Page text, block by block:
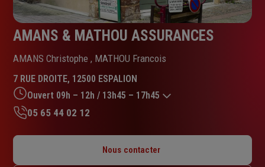
AMANS & MATHOU ASSURANCES
AMANS Christophe , MATHOU Francois
7 RUE DROITE, 12500 ESPALION
Ouvert 09h – 12h / 13h45 – 17h45
Mardi : 09h – 12h / 13h45 – 17h45
05 65 44 02 12
Nous contacter